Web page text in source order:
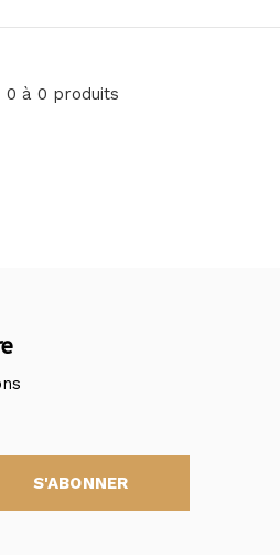
0 à 0 produits
S'ABONNER